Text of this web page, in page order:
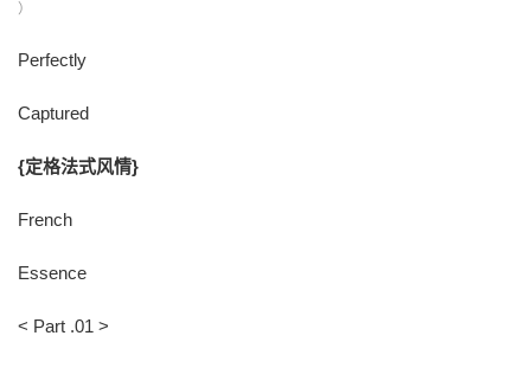
）
Perfectly
Captured
{定格法式风情}
French
Essence
< Part .01 >